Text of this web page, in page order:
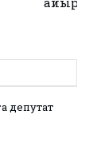
депутат